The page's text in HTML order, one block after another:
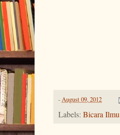
-August 09, 2012
Labels: Bicara Ilmu